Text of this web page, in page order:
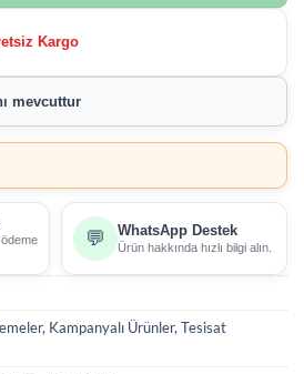
Kargo
mevcuttur
💬 WhatsApp Destek
Ürün hakkında hızlı bilgi alın.
, Kampanyalı Ürünler,Tesisat